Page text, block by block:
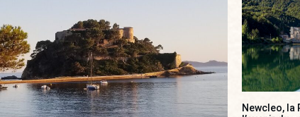
Newcleo, la